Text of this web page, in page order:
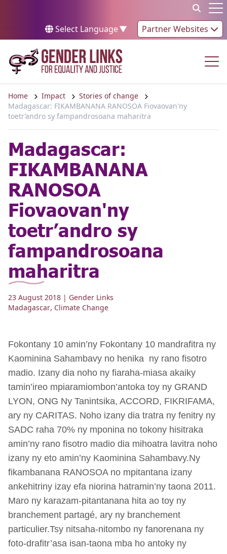
Select Language▼ Partner Websites
Home Impact
Stories of change
Madagascar: FIKAMBANANA RANOSOA Fiovaovan'ny
toetr’andro sy fampandrosoana maharitra
Madagascar:
FIKAMBANANA
RANOSOA
Fiovaovan'ny
toetr’andro sy
fampandrosoana
maharitra
23 August 2018 | Gender Links
Madagascar, Climate Change
Fokontany 10 amin’ny Fokontany 10 mandrafitra ny
Kaominina Sahambavy no henika ny rano fisotro
madio. Izany dia noho ny fiaraha-miasa akaiky
tamin’ireo mpiaramiombon’antoka toy ny GRAND
LYON, ONG Ny Tanintsika, ACCORD, FIKRIFAMA,
ary ny CARITAS. Noho izany dia tratra ny fenitry ny
SADC raha 70% ny mponina no tokony hisitraka
amin’ny rano fisotro madio dia mihoatra lavitra noho
izany ny eto amin’ny Kaominina Sahambavy.Ny
fikambanana RANOSOA no mpitantana izany
ankehitriny izay efa niorina hatramin’ny taona 2011.
Maro ny karazam-pitantanana hita ao toy ny
branchement partagé, ary ny branchement
particulier.Tsy nitsaha-nitombo ny fanorenana ny
foto-drafitr’asa isan-taona mba ho antoky ny